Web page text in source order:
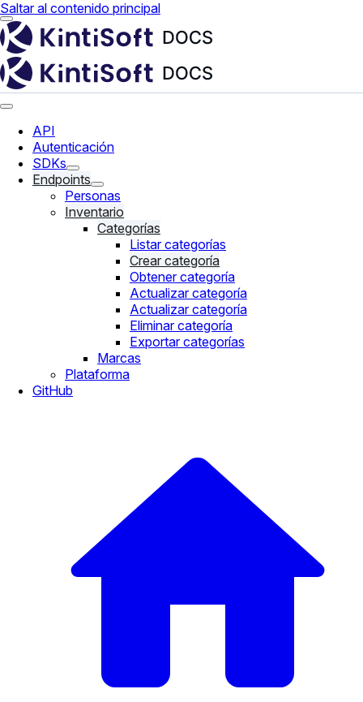
Saltar al contenido principal
API
Autenticación
SDKs
Endpoints
Personas
Inventario
Categorías
Listar categorías
Crear categoría
Obtener categoría
Actualizar categoría
Actualizar categoría
Eliminar categoría
Exportar categorías
Marcas
Plataforma
GitHub